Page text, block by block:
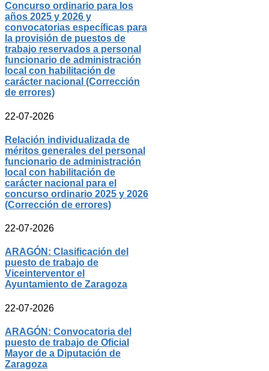
Concurso ordinario para los
años 2025 y 2026 y
convocatorias específicas para
la provisión de puestos de
trabajo reservados a personal
funcionario de administración
local con habilitación de
carácter nacional (Corrección
de errores)
22-07-2026
Relación individualizada de
méritos generales del personal
funcionario de administración
local con habilitación de
carácter nacional para el
concurso ordinario 2025 y 2026
(Corrección de errores)
22-07-2026
ARAGÓN: Clasificación del
puesto de trabajo de
Viceinterventor el
Ayuntamiento de Zaragoza
22-07-2026
ARAGÓN: Convocatoria del
puesto de trabajo de Oficial
Mayor de a Diputación de
Zaragoza